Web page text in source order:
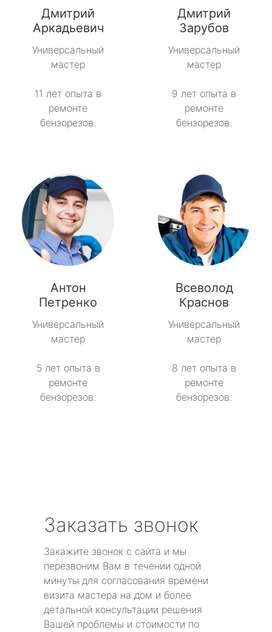
Дмитрий
Аркадьевич
Универсальный
мастер
11 лет опыта в
ремонте
бензорезов.
Дмитрий
Зарубов
Универсальный
мастер
9 лет опыта в
ремонте
бензорезов.
Антон
Петренко
Универсальный
мастер
5 лет опыта в
ремонте
бензорезов.
Всеволод
Краснов
Универсальный
мастер
8 лет опыта в
ремонте
бензорезов.
Заказать звонок
Закажите звонок с сайта и мы
перезвоним Вам в течении одной
минуты для согласования времени
визита мастера на дом и более
детальной консультации решения
Вашей проблемы и стоимости по